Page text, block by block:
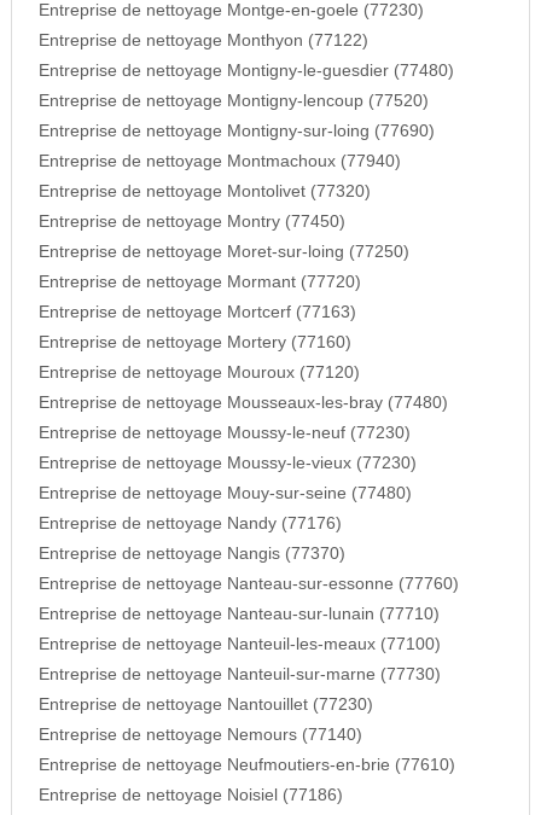
Entreprise de nettoyage Montge-en-goele (77230)
Entreprise de nettoyage Monthyon (77122)
Entreprise de nettoyage Montigny-le-guesdier (77480)
Entreprise de nettoyage Montigny-lencoup (77520)
Entreprise de nettoyage Montigny-sur-loing (77690)
Entreprise de nettoyage Montmachoux (77940)
Entreprise de nettoyage Montolivet (77320)
Entreprise de nettoyage Montry (77450)
Entreprise de nettoyage Moret-sur-loing (77250)
Entreprise de nettoyage Mormant (77720)
Entreprise de nettoyage Mortcerf (77163)
Entreprise de nettoyage Mortery (77160)
Entreprise de nettoyage Mouroux (77120)
Entreprise de nettoyage Mousseaux-les-bray (77480)
Entreprise de nettoyage Moussy-le-neuf (77230)
Entreprise de nettoyage Moussy-le-vieux (77230)
Entreprise de nettoyage Mouy-sur-seine (77480)
Entreprise de nettoyage Nandy (77176)
Entreprise de nettoyage Nangis (77370)
Entreprise de nettoyage Nanteau-sur-essonne (77760)
Entreprise de nettoyage Nanteau-sur-lunain (77710)
Entreprise de nettoyage Nanteuil-les-meaux (77100)
Entreprise de nettoyage Nanteuil-sur-marne (77730)
Entreprise de nettoyage Nantouillet (77230)
Entreprise de nettoyage Nemours (77140)
Entreprise de nettoyage Neufmoutiers-en-brie (77610)
Entreprise de nettoyage Noisiel (77186)